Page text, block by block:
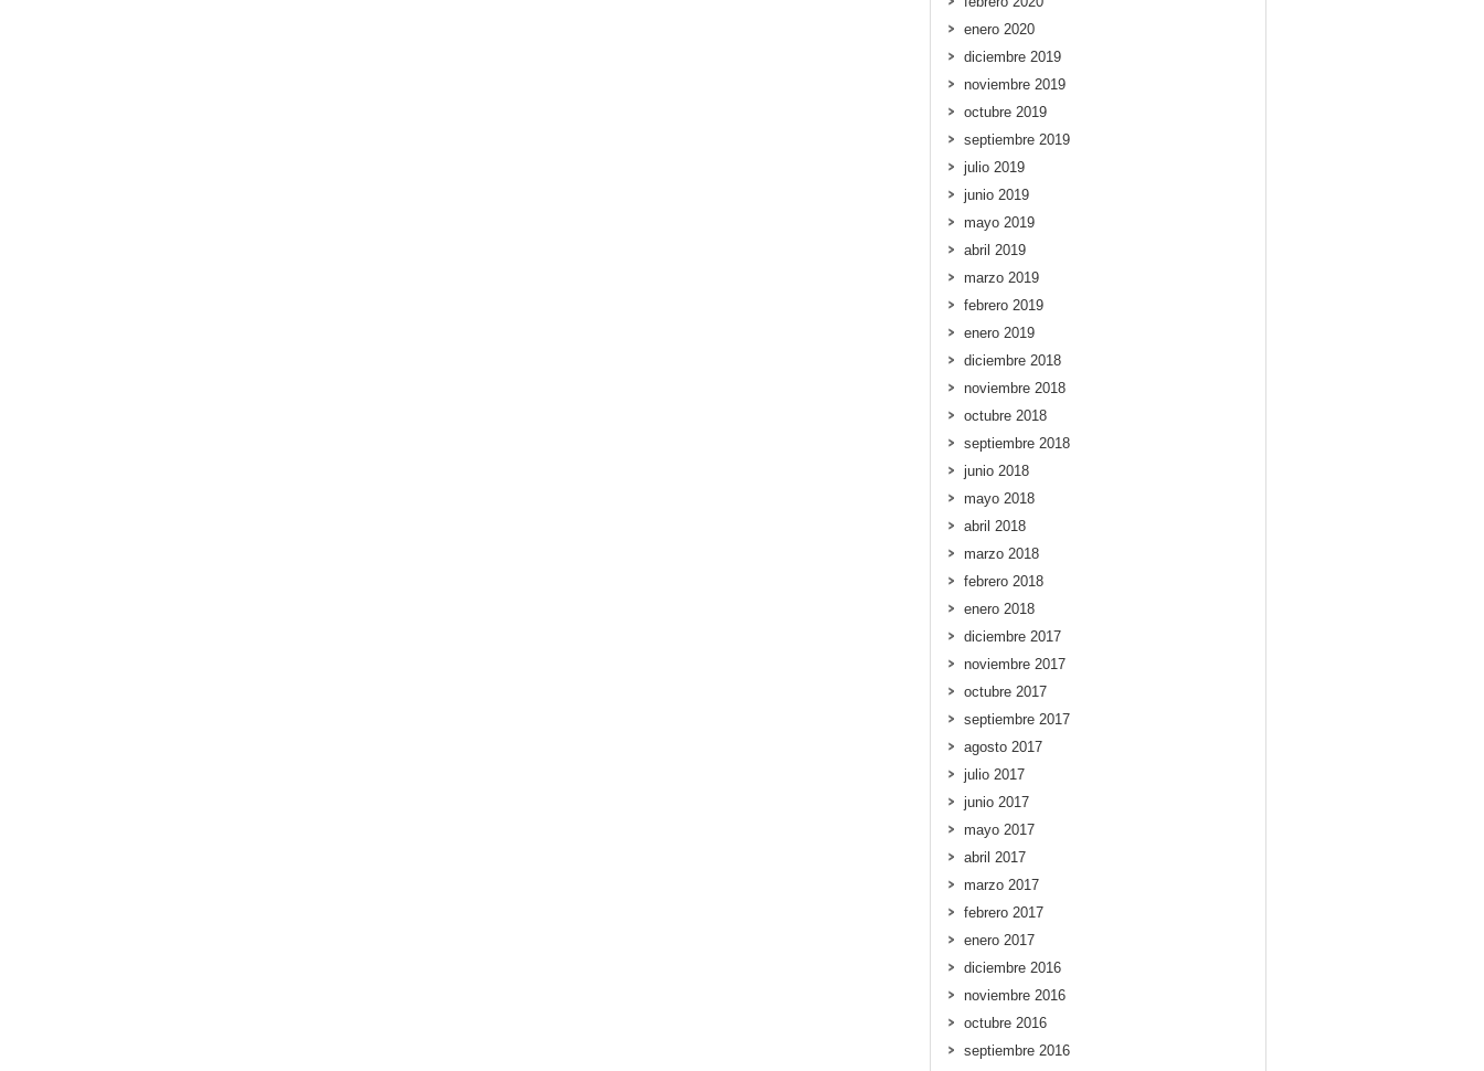
enero 2020
diciembre 2019
noviembre 2019
octubre 2019
septiembre 2019
julio 2019
junio 2019
mayo 2019
abril 2019
marzo 2019
febrero 2019
enero 2019
diciembre 2018
noviembre 2018
octubre 2018
septiembre 2018
junio 2018
mayo 2018
abril 2018
marzo 2018
febrero 2018
enero 2018
diciembre 2017
noviembre 2017
octubre 2017
septiembre 2017
agosto 2017
julio 2017
junio 2017
mayo 2017
abril 2017
marzo 2017
febrero 2017
enero 2017
diciembre 2016
noviembre 2016
octubre 2016
septiembre 2016